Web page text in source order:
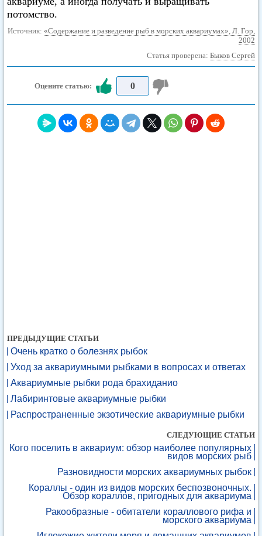
потомство.
Источник: «Содержание и разведение рыб в морских аквариумах», Л. Гор,
2002
Статья проверена: Быков Сергей
Оцените статью: 0
ПРЕДЫДУЩИЕ СТАТЬИ
Очень кратко о болезнях рыбок
Уход за аквариумными рыбками в вопросах и ответах
Аквариумные рыбки рода брахиданио
Лабиринтовые аквариумные рыбки
Распространенные экзотические аквариумные рыбки
СЛЕДУЮЩИЕ СТАТЬИ
Кого поселить в аквариум: обзор наиболее популярных
видов морских рыб
Разновидности морских аквариумных рыбок
Кораллы - один из видов морских беспозвоночных.
Обзор кораллов, пригодных для аквариума
Ракообразные - обитатели кораллового рифа и
морского аквариума